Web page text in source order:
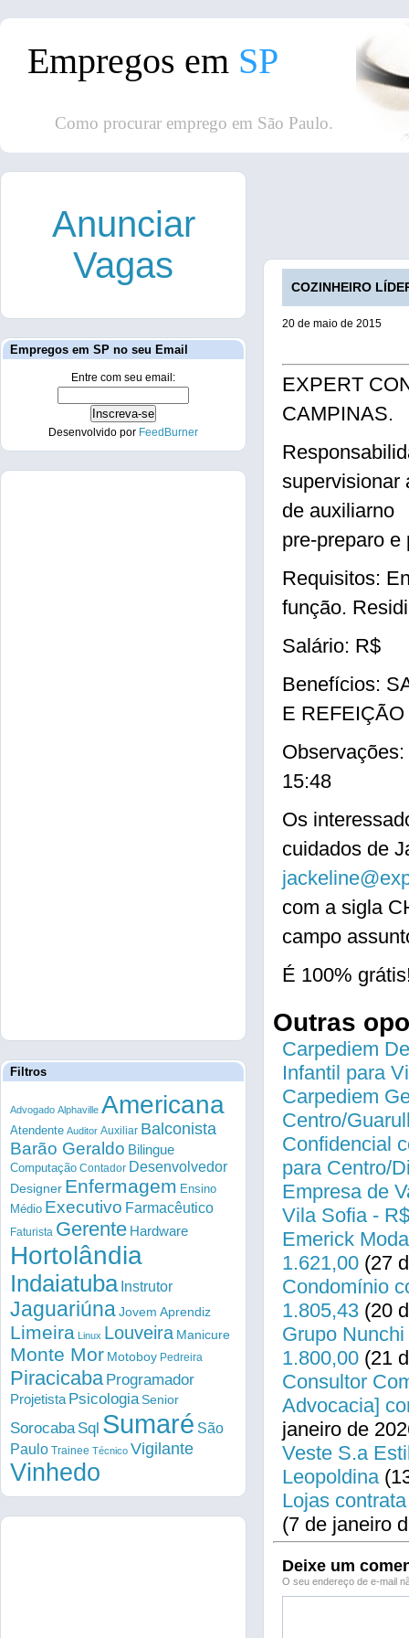
Empregos em SP
Como procurar emprego em São Paulo.
COZINHEIRO
20 de maio de 2015
EXPERT
CAMPINAS.
supervisionar
de auxiliarno
pre-preparo e
Requisitos:
função.
Salário: R$
Benefícios:
E
15:48
Os
cuidados de
com a sigla
campo
É 100%
Outras
Carpediem
Infantil para
Carpediem
Centro/
Confidencial
para Centro/
Empresa de
Vila Sofia -
Emerick
1.621,00 (27
Condomínio
1.805,43 (20
Grupo
1.800,00 (21
Consultor
Advocacia]
janeiro de
Veste S.a
Leopoldina
Lojas
(7 de janeiro
Deixe um
O seu endereço de e-mail
Anunciar
Vagas
Empregos em SP no seu Email
Entre com seu email:
Desenvolvido por FeedBurner
Filtros
Advogado Alphaville Americana
Atendente Auditor Auxiliar Balconista
Barão Geraldo Bilingue
Computação Contador Desenvolvedor
Designer Enfermagem Ensino
Médio Executivo Farmacêutico
Faturista Gerente Hardware
Hortolândia
Indaiatuba Instrutor
Jaguariúna Jovem Aprendiz
Limeira Linux Louveira Manicure
Monte Mor Motoboy Pedreira
Piracicaba Programador
Projetista PsicologiaSenior
Sorocaba Sql Sumaré São
Paulo Trainee Técnico Vigilante
Vinhedo